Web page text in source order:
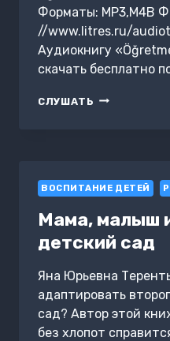
Форматы: MP3,M4B
//www.litres.ru/
Аудиокнигу
скачать бесплатно
СЛУШАТЬ ÖĞRETMENIM
ВОСПИТАНИЕ ДЕТЕЙ
Мама, малыш
детский сад
Яна Юрьевна
адаптировать
сад? Автор этой
без хлопот